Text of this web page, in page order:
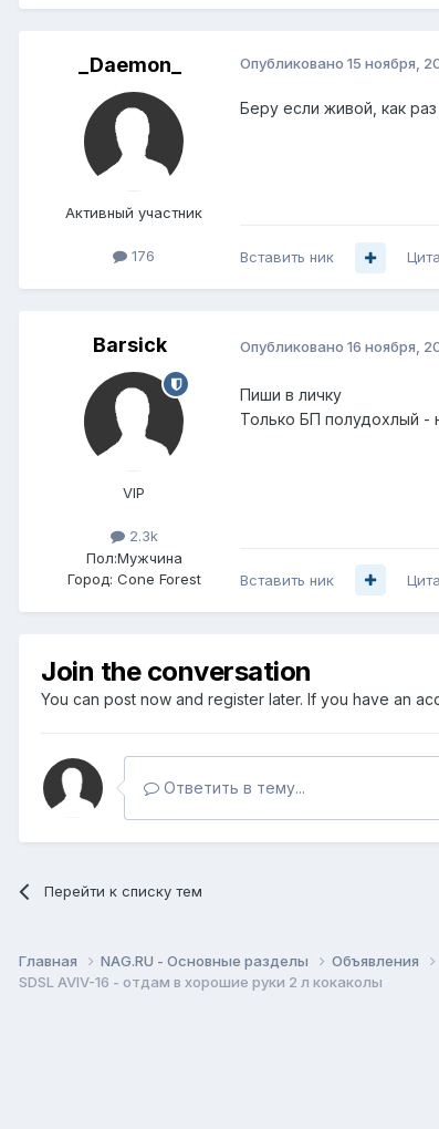
_Daemon_
Активный участник
176
Опубликовано 15 ноября,
Беру если живой, как
Вставить ник
Barsick
VIP
2.3k
Пол:Мужчина
Город: Cone Forest
Опубликовано 16 ноября,
Пиши в личку
Только БП полудохлый -
Вставить ник
Join the conversation
You can post now and register later. If you have an
Ответить в тему...
Перейти к списку тем
Главная NAG.RU - Основные разделы Объявления
SDSL AVIV-16 - отдам в хорошие руки 2 л кокаколы